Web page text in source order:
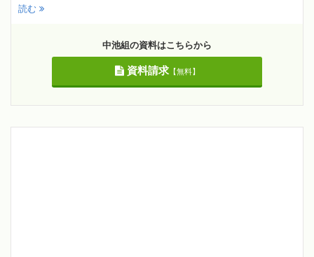
読む
中池組の資料はこちらから
資料請求【無料】